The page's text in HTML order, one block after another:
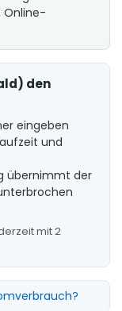
Online-
den
eingeben
und
übernimmt der
mit 2